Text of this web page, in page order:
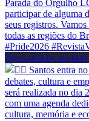
Open post by